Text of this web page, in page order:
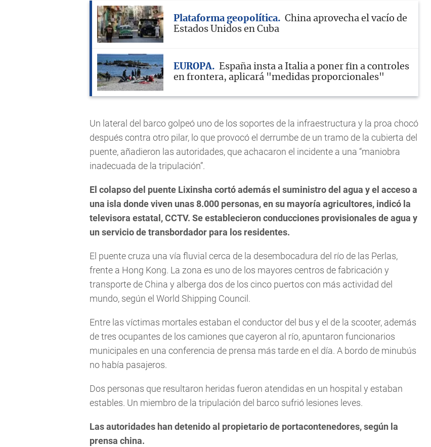
Plataforma geopolítica
China aprovecha el vacío de
Estados Unidos en Cuba
EUROPA
España insta a Italia a poner fin a controles
en frontera, aplicará "medidas proporcionales"
Un lateral del barco golpeó uno de los soportes de la infraestructura y la proa chocó
después contra otro pilar, lo que provocó el derrumbe de un tramo de la cubierta del
puente, añadieron las autoridades, que achacaron el incidente a una “maniobra
inadecuada de la tripulación”.
El colapso del puente Lixinsha cortó además el suministro del agua y el acceso a
una isla donde viven unas 8.000 personas, en su mayoría agricultores, indicó la
televisora estatal, CCTV. Se establecieron conducciones provisionales de agua y
un servicio de transbordador para los residentes.
El puente cruza una vía fluvial cerca de la desembocadura del río de las Perlas,
frente a Hong Kong. La zona es uno de los mayores centros de fabricación y
transporte de China y alberga dos de los cinco puertos con más actividad del
mundo, según el World Shipping Council.
Entre las víctimas mortales estaban el conductor del bus y el de la scooter, además
de tres ocupantes de los camiones que cayeron al río, apuntaron funcionarios
municipales en una conferencia de prensa más tarde en el día. A bordo de minubús
no había pasajeros.
Dos personas que resultaron heridas fueron atendidas en un hospital y estaban
estables. Un miembro de la tripulación del barco sufrió lesiones leves.
Las autoridades han detenido al propietario de portacontenedores, según la
prensa china.